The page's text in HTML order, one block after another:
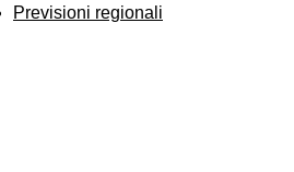
Previsioni regionali